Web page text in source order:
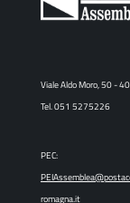
Viale Aldo Moro, 50 -
Tel. 051 5275226
PEC:
romagna.it